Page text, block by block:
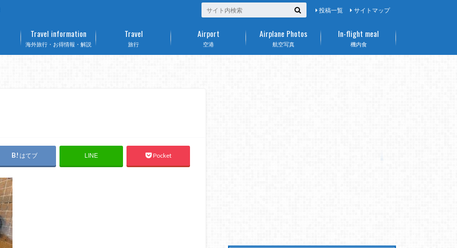
投稿一覧 サイトマップ
海外旅行・お得情報・解説
Travel information
旅行
Travel
空港
Airport
航空写真
Airplane Photos
機内食
In-flight meal
はてブ LINE Pocket